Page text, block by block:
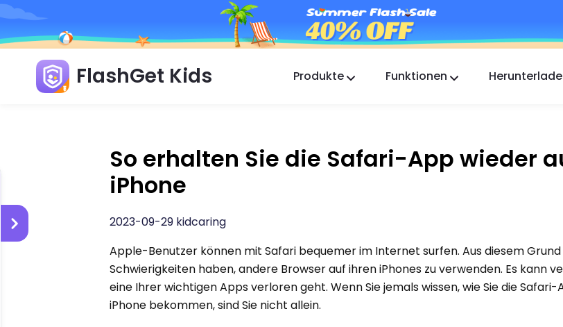
FlashGet Kids Produkte
FlashGet Finder
Funktionen
So erhalten Sie die Safari-App wieder
iPhone
2023-09-29 kidcaring
Apple-Benutzer können mit Safari bequemer im Internet surfen. Aus diesem
Schwierigkeiten haben, andere Browser auf ihren iPhones zu verwenden. Es kann
eine Ihrer wichtigen Apps verloren geht. Wenn Sie jemals wissen, wie Sie die
iPhone bekommen, sind Sie nicht allein.